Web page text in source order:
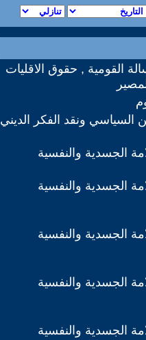
القومية , حقوق الاقليات
السياسي ونقد الفكر الديني
الجسدية والنفسية
الجسدية والنفسية
الجسدية والنفسية
الجسدية والنفسية
الجسدية والنفسية